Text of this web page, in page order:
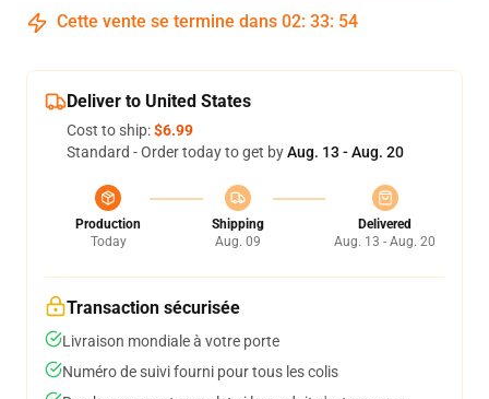
Cette vente se termine dans 02: 33: 53
Deliver to United States
Cost to ship:$6.99
Standard - Order today to get byAug. 13 - Aug. 20
Production
Today
Shipping
Aug. 09
Delivered
Aug. 13 - Aug. 20
Transaction sécurisée
Livraison mondiale à votre porte
Numéro de suivi fourni pour tous les colis